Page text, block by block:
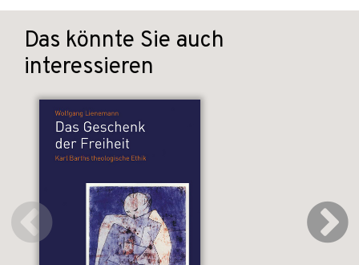
Das könnte Sie auch
interessieren